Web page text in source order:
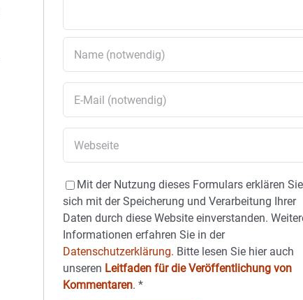
Mit der Nutzung dieses Formulars erklären Sie
sich mit der Speicherung und Verarbeitung Ihrer
Daten durch diese Website einverstanden.
Informationen erfahren Sie in der
Datenschutzerklärung. Bitte lesen Sie hier auch
unseren Leitfaden für die Veröffentlichung von
Kommentaren.*